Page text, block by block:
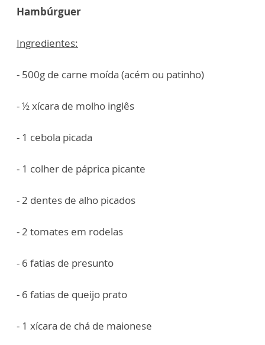
Hambúrguer
Ingredientes:
- 500g de carne moída (acém ou patinho)
- ½ xícara de molho inglês
- 1 cebola picada
- 1 colher de páprica picante
- 2 dentes de alho picados
- 2 tomates em rodelas
- 6 fatias de presunto
- 6 fatias de queijo prato
- 1 xícara de chá de maionese